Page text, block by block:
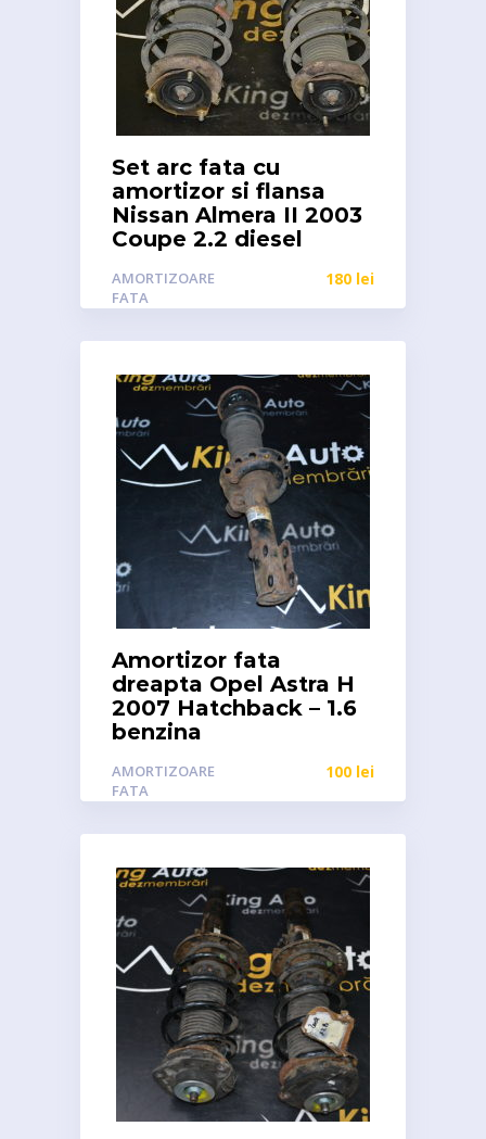
Set arc fata cu
amortizor si flansa
Nissan Almera II 2003
Coupe 2.2 diesel
AMORTIZOARE
FATA
180 lei
Amortizor fata
dreapta Opel Astra H
2007 Hatchback – 1.6
benzina
AMORTIZOARE
FATA
100 lei